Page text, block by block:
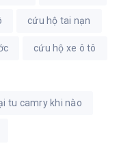
cứu hộ tai nạn
cứu hộ xe ô tô
tu camry khi nào